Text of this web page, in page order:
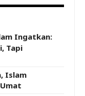
Ingatkan:
Tapi
Islam